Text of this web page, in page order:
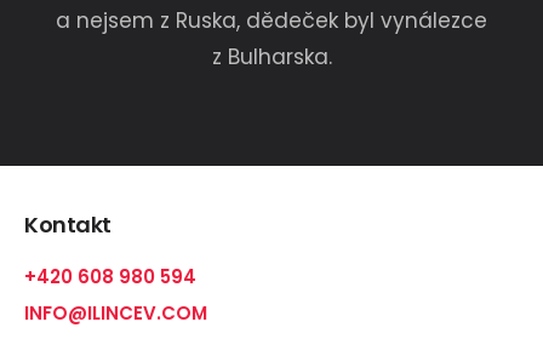
a nejsem z Ruska, dědeček byl vynálezce
z Bulharska.
Kontakt
+420 608 980 594
INFO@ILINCEV.COM